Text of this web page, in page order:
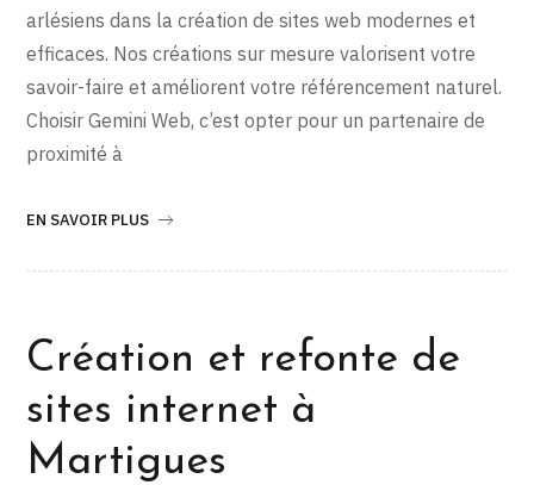
arlésiens dans la création de sites web modernes et
efficaces. Nos créations sur mesure valorisent votre
savoir-faire et améliorent votre référencement naturel.
Choisir Gemini Web, c’est opter pour un partenaire de
proximité à
EN SAVOIR PLUS
Création et refonte de
sites internet à
Martigues